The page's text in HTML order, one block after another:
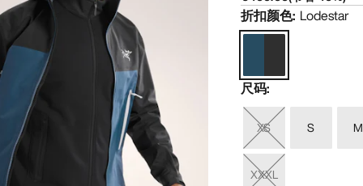
折扣颜色: Lodestar
尺码:
XS S M
XXXL